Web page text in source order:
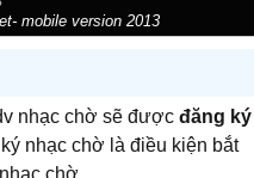
mobile version 2013
nhạc chờ sẽ được đăng ký
nhạc chờ là điều kiện bắt
chờ